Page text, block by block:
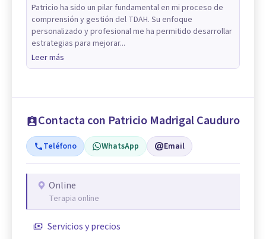
Patricio ha sido un pilar fundamental en mi proceso de
comprensión y gestión del TDAH. Su enfoque
personalizado y profesional me ha permitido desarrollar
estrategias para mejorar...
Leer más
Contacta con Patricio Madrigal Cauduro
Teléfono WhatsApp Email
Online
Terapia online
Servicios y precios